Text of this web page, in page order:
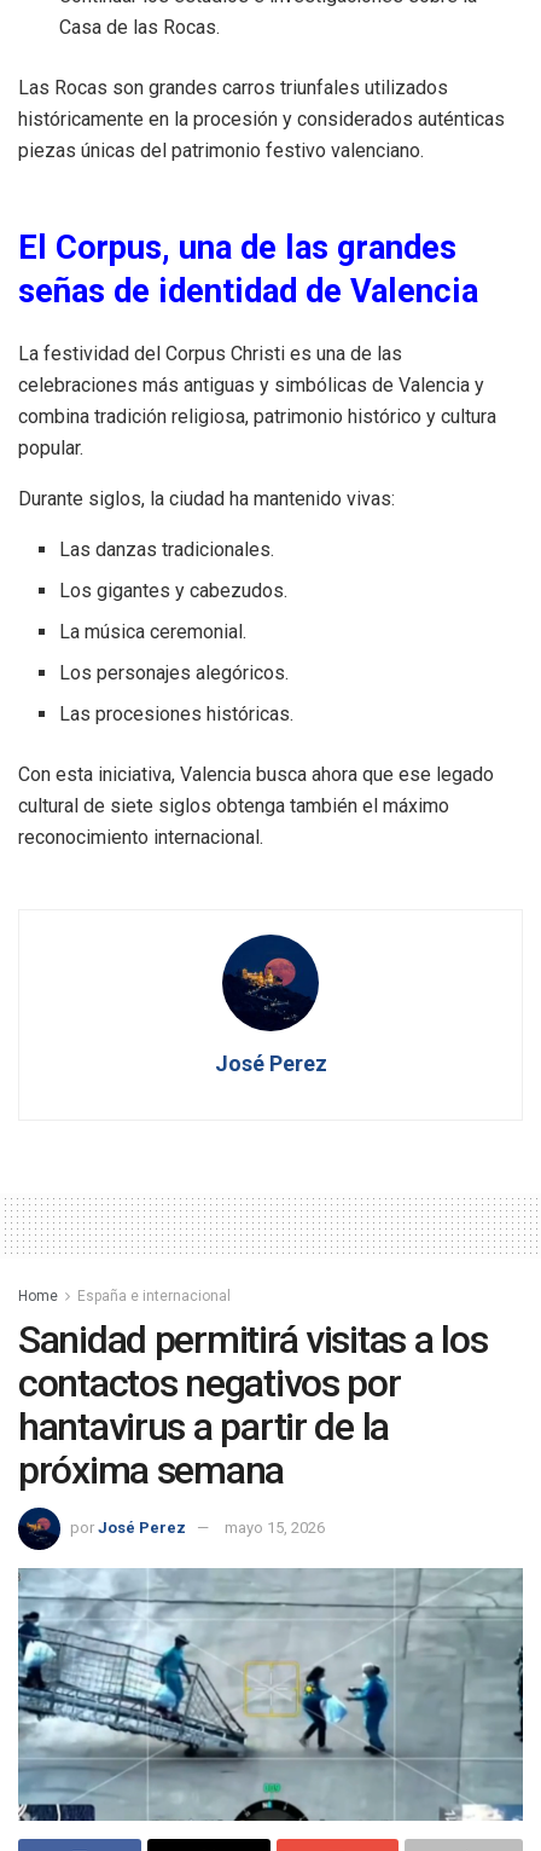
Casa de las Rocas.
Las Rocas son grandes carros triunfales utilizados
históricamente en la procesión y considerados auténticas
piezas únicas del patrimonio festivo valenciano.
El Corpus, una de las grandes
señas de identidad de Valencia
La festividad del Corpus Christi es una de las
celebraciones más antiguas y simbólicas de Valencia y
combina tradición religiosa, patrimonio histórico y cultura
popular.
Durante siglos, la ciudad ha mantenido vivas:
Las danzas tradicionales.
Los gigantes y cabezudos.
La música ceremonial.
Los personajes alegóricos.
Las procesiones históricas.
Con esta iniciativa, Valencia busca ahora que ese legado
cultural de siete siglos obtenga también el máximo
reconocimiento internacional.
José Perez
Home España e internacional
Sanidad permitirá visitas a los
contactos negativos por
hantavirus a partir de la
próxima semana
por José Perez mayo 15, 2026